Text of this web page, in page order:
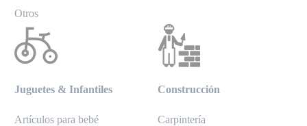
Otros
Juguetes & Infantiles
Artículos para bebé
Construcción
Carpintería